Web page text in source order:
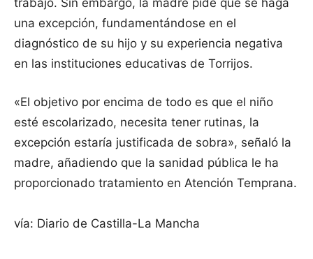
trabajo. Sin embargo, la madre pide que se haga
una excepción, fundamentándose en el
diagnóstico de su hijo y su experiencia negativa
en las instituciones educativas de Torrijos.
«El objetivo por encima de todo es que el niño
esté escolarizado, necesita tener rutinas, la
excepción estaría justificada de sobra», señaló la
madre, añadiendo que la sanidad pública le ha
proporcionado tratamiento en Atención Temprana.
vía: Diario de Castilla-La Mancha